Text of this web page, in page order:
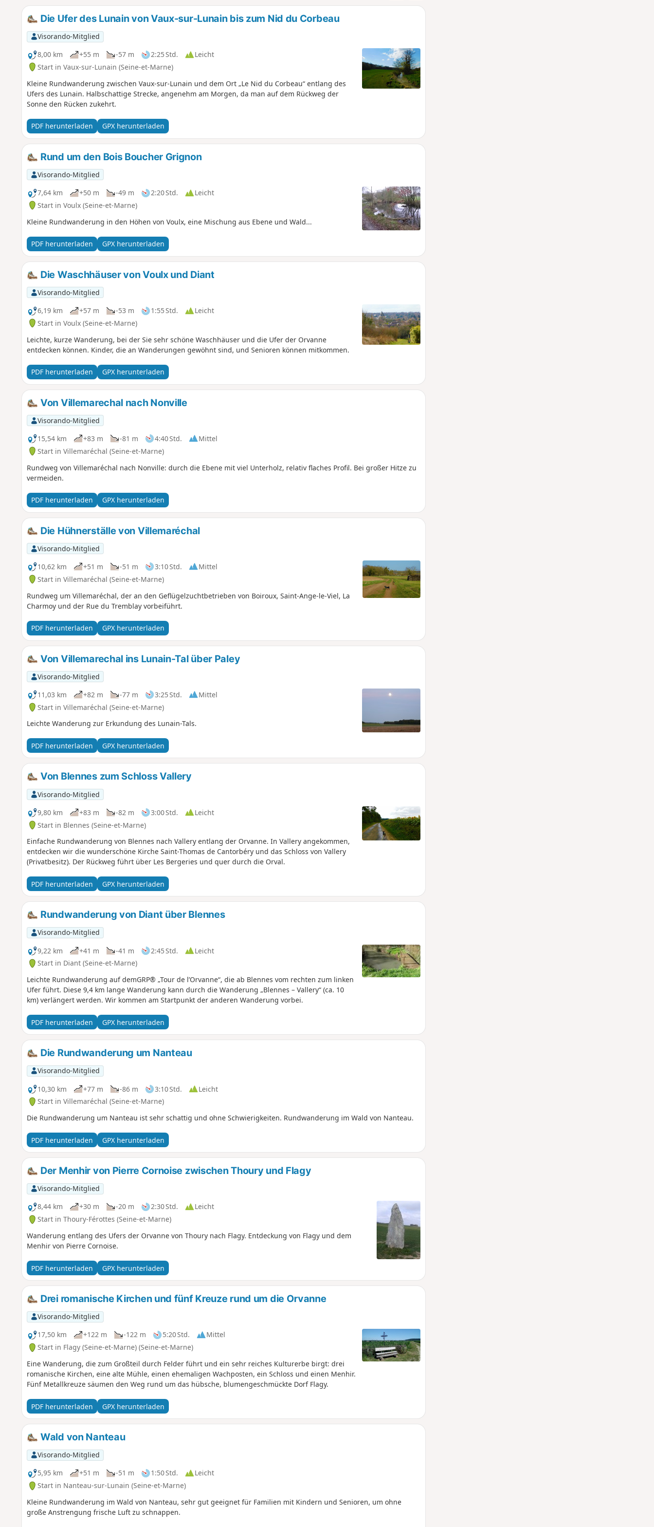
Die Ufer des Lunain von Vaux-sur-Lunain bis zum Nid du Corbeau
Visorando-Mitglied
8,00 km
+55 m -57 m 2:25 Std.
Leicht
Start in Vaux-sur-Lunain (Seine-et-Marne)
Kleine Rundwanderung zwischen Vaux-sur-Lunain und dem Ort „Le Nid du Corbeau“ entlang des
Ufers des Lunain. Halbschattige Strecke, angenehm am Morgen, da man auf dem Rückweg der
Sonne den Rücken zukehrt.
PDF herunterladen GPX herunterladen
Rund um den Bois Boucher Grignon
Visorando-Mitglied
7,64 km
+50 m -49 m 2:20 Std.
Leicht
Start in Voulx (Seine-et-Marne)
Kleine Rundwanderung in den Höhen von Voulx, eine Mischung aus Ebene und Wald...
PDF herunterladen GPX herunterladen
Die Waschhäuser von Voulx und Diant
Visorando-Mitglied
6,19 km
+57 m -53 m 1:55 Std.
Leicht
Start in Voulx (Seine-et-Marne)
Leichte, kurze Wanderung, bei der Sie sehr schöne Waschhäuser und die Ufer der Orvanne
entdecken können. Kinder, die an Wanderungen gewöhnt sind, und Senioren können mitkommen.
PDF herunterladen GPX herunterladen
Von Villemarechal nach Nonville
Visorando-Mitglied
15,54 km
+83 m -81 m 4:40 Std.
Mittel
Start in Villemaréchal (Seine-et-Marne)
Rundweg von Villemaréchal nach Nonville: durch die Ebene mit viel Unterholz, relativ flaches Profil. Bei großer Hitze zu
vermeiden.
PDF herunterladen GPX herunterladen
Die Hühnerställe von Villemaréchal
Visorando-Mitglied
10,62 km
+51 m -51 m 3:10 Std.
Mittel
Start in Villemaréchal (Seine-et-Marne)
Rundweg um Villemaréchal, der an den Geflügelzuchtbetrieben von Boiroux, Saint-Ange-le-Viel, La
Charmoy und der Rue du Tremblay vorbeiführt.
PDF herunterladen GPX herunterladen
Von Villemarechal ins Lunain-Tal über Paley
Visorando-Mitglied
11,03 km
+82 m -77 m 3:25 Std.
Mittel
Start in Villemaréchal (Seine-et-Marne)
Leichte Wanderung zur Erkundung des Lunain-Tals.
PDF herunterladen GPX herunterladen
Von Blennes zum Schloss Vallery
Visorando-Mitglied
9,80 km
+83 m -82 m 3:00 Std.
Leicht
Start in Blennes (Seine-et-Marne)
Einfache Rundwanderung von Blennes nach Vallery entlang der Orvanne. In Vallery angekommen,
entdecken wir die wunderschöne Kirche Saint-Thomas de Cantorbéry und das Schloss von Vallery
(Privatbesitz). Der Rückweg führt über Les Bergeries und quer durch die Orval.
PDF herunterladen GPX herunterladen
Rundwanderung von Diant über Blennes
Visorando-Mitglied
9,22 km
+41 m -41 m 2:45 Std.
Leicht
Start in Diant (Seine-et-Marne)
Leichte Rundwanderung auf demGRP® „Tour de l’Orvanne“, die ab Blennes vom rechten zum linken
Ufer führt. Diese 9,4 km lange Wanderung kann durch die Wanderung „Blennes – Vallery“ (ca. 10
km) verlängert werden. Wir kommen am Startpunkt der anderen Wanderung vorbei.
PDF herunterladen GPX herunterladen
Die Rundwanderung um Nanteau
Visorando-Mitglied
10,30 km
+77 m -86 m 3:10 Std.
Leicht
Start in Villemaréchal (Seine-et-Marne)
Die Rundwanderung um Nanteau ist sehr schattig und ohne Schwierigkeiten. Rundwanderung im Wald von Nanteau.
PDF herunterladen GPX herunterladen
Der Menhir von Pierre Cornoise zwischen Thoury und Flagy
Visorando-Mitglied
8,44 km
+30 m -20 m 2:30 Std.
Leicht
Start in Thoury-Férottes (Seine-et-Marne)
Wanderung entlang des Ufers der Orvanne von Thoury nach Flagy. Entdeckung von Flagy und dem
Menhir von Pierre Cornoise.
PDF herunterladen GPX herunterladen
Drei romanische Kirchen und fünf Kreuze rund um die Orvanne
Visorando-Mitglied
17,50 km
+122 m -122 m 5:20 Std.
Mittel
Start in Flagy (Seine-et-Marne) (Seine-et-Marne)
Eine Wanderung, die zum Großteil durch Felder führt und ein sehr reiches Kulturerbe birgt: drei
romanische Kirchen, eine alte Mühle, einen ehemaligen Wachposten, ein Schloss und einen Menhir.
Fünf Metallkreuze säumen den Weg rund um das hübsche, blumengeschmückte Dorf Flagy.
PDF herunterladen GPX herunterladen
Wald von Nanteau
Visorando-Mitglied
5,95 km
+51 m -51 m 1:50 Std.
Leicht
Start in Nanteau-sur-Lunain (Seine-et-Marne)
Kleine Rundwanderung im Wald von Nanteau, sehr gut geeignet für Familien mit Kindern und Senioren, um ohne
große Anstrengung frische Luft zu schnappen.